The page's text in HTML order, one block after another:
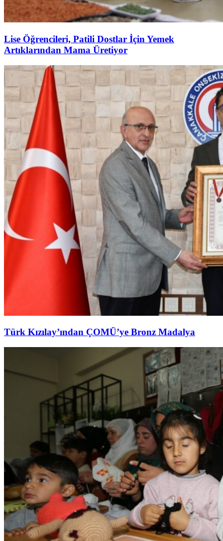
Lise Öğrencileri, Patili Dostlar İçin Yemek
Artıklarından Mama Üretiyor
Türk Kızılay’ından ÇOMÜ’ye Bronz Madalya